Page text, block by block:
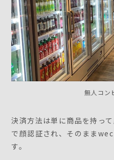
無人コン
決済方法は単に商品を持っ
で顔認証され、そのまま
す。